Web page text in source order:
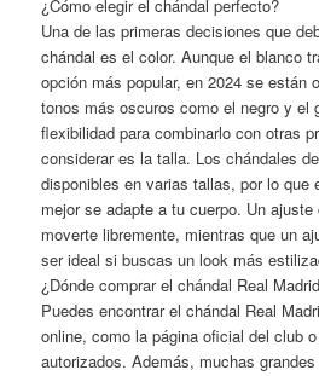
¿Cómo elegir el chándal perfecto?
Una de las primeras decisiones que
chándal es el color. Aunque el blanco
opción más popular, en 2024 se están
tonos más oscuros como el negro y el
flexibilidad para combinarlo con otras
considerar es la talla. Los chándales
disponibles en varias tallas, por lo que
mejor se adapte a tu cuerpo. Un
moverte libremente, mientras que un
ser ideal si buscas un look más
¿Dónde comprar el chándal Real
Puedes encontrar el chándal Real
online, como la página oficial del club
autorizados. Además, muchas